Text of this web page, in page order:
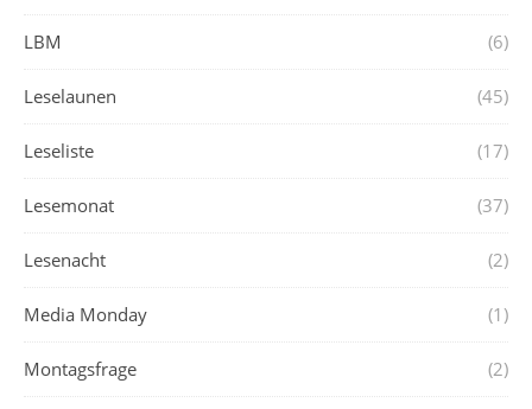
LBM (6)
Leselaunen (45)
Leseliste (17)
Lesemonat (37)
Lesenacht (2)
Media Monday (1)
Montagsfrage (2)